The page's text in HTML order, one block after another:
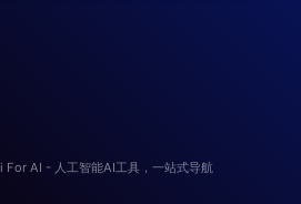
i For AI - 人工智能AI工具，一站式导航